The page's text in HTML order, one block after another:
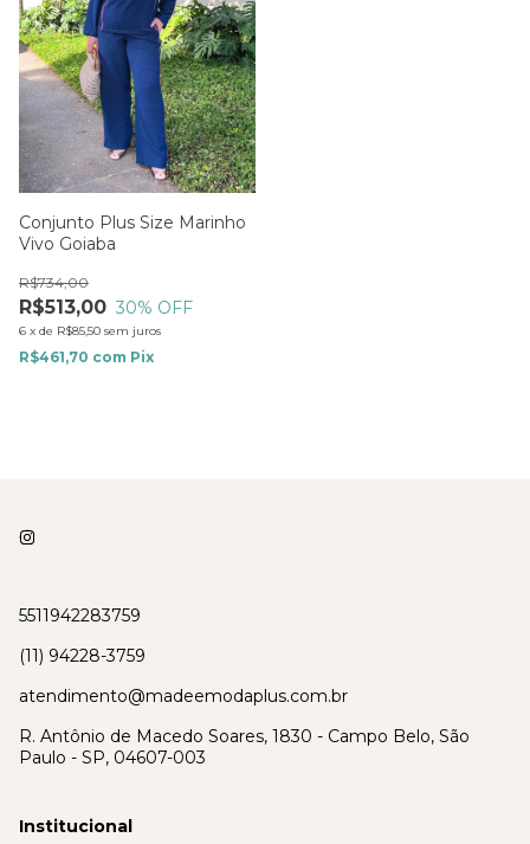
Conjunto Plus Size Marinho
Vivo Goiaba
R$513,00
R$734,00
30% OFF
6 x de R$85,50 sem juros
R$461,70 com Pix
5511942283759
(11) 94228-3759
atendimento@madeemodaplus.com.br
R. Antônio de Macedo Soares, 1830 - Campo Belo, São
Paulo - SP, 04607-003
Institucional